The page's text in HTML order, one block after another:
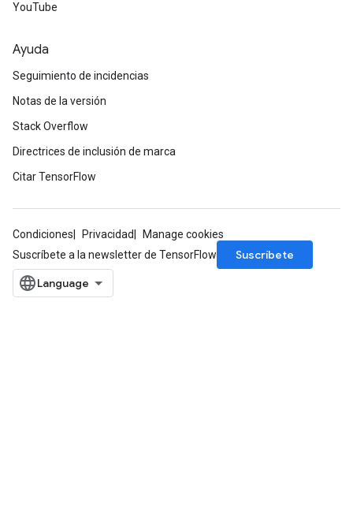
YouTube
Ayuda
Seguimiento de incidencias
Notas de la versión
Stack Overflow
Directrices de inclusión de marca
Citar TensorFlow
Condiciones Privacidad
Manage cookies
Suscríbete a la newsletter de TensorFlow
Suscríbete